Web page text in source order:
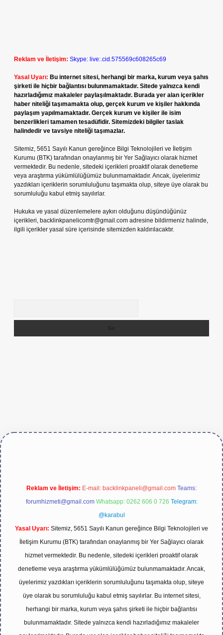
Reklam ve İletişim: Skype: live:.cid.575569c608265c69
Yasal Uyarı: Bu internet sitesi, herhangi bir marka, kurum veya şahıs
şirketi ile hiçbir bağlantısı bulunmamaktadır. Sitede yalnızca kendi
hazırladığımız makaleler paylaşılmaktadır. Burada yer alan içerikler
haber niteliği taşımamakta olup, gerçek kurum ve kişiler hakkında
paylaşım yapılmamaktadır. Gerçek kurum ve kişiler ile isim
benzerlikleri tamamen tesadüfidir. Sitemizdeki bilgiler taslak
halindedir ve tavsiye niteliği taşımazlar.
Sitemiz, 5651 Sayılı Kanun gereğince Bilgi Teknolojileri ve İletişim
Kurumu (BTK) tarafından onaylanmış bir Yer Sağlayıcı olarak hizmet
vermektedir. Bu nedenle, sitedeki içerikleri proaktif olarak denetleme
veya araştırma yükümlülüğümüz bulunmamaktadır. Ancak, üyelerimiz
yazdıkları içeriklerin sorumluluğunu taşımakta olup, siteye üye olarak bu
sorumluluğu kabul etmiş sayılırlar.
Hukuka ve yasal düzenlemelere aykırı olduğunu düşündüğünüz
içerikleri, backlinkpanelicomtr@gmail.com adresine bildirmeniz halinde,
ilgili içerikler yasal süre içerisinde sitemizden kaldırılacaktır.
Reklam ve İletişim: E-mail: backlinkpaneli@gmail.com Teams:
forumhizmeti@gmail.com Whatsapp: 0262 606 0 726 Telegram:
@karabul
Yasal Uyarı: Sitemiz, 5651 Sayılı Kanun gereğince Bilgi Teknolojileri ve
İletişim Kurumu (BTK) tarafından onaylanmış bir Yer Sağlayıcı olarak
hizmet vermektedir. Bu nedenle, sitedeki içerikleri proaktif olarak
denetleme veya araştırma yükümlülüğümüz bulunmamaktadır. Ancak,
üyelerimiz yazdıkları içeriklerin sorumluluğunu taşımakta olup, siteye
üye olarak bu sorumluluğu kabul etmiş sayılırlar. Bu internet sitesi,
herhangi bir marka, kurum veya şahıs şirketi ile hiçbir bağlantısı
bulunmamaktadır. Sitede yalnızca kendi hazırladığımız makaleler